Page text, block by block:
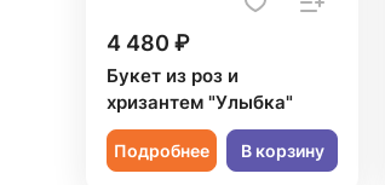
4 480 ₽
Букет из роз и
хризантем "Улыбка"
Подробнее В корзину